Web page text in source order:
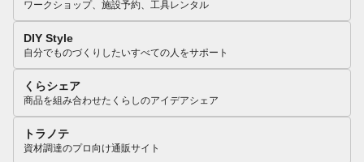
ワークショップ、施設予約、工具レンタル
DIY Style
自分でものづくりしたいすべての人をサポート
くらシェア
商品を組み合わせたくらしのアイデアシェア
トラノテ
資材調達のプロ向け通販サイト